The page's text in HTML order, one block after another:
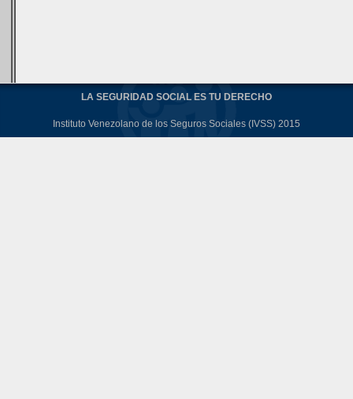
LA SEGURIDAD SOCIAL ES TU DERECHO
Instituto Venezolano de los Seguros Sociales (IVSS) 2015